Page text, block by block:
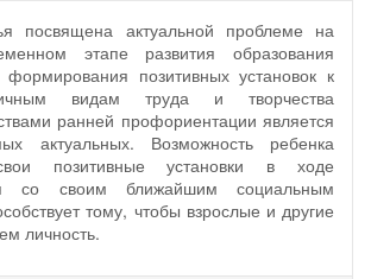
посвящена актуальной проблеме на
этапе развития образования
позитивных установок к
видам труда и творчества
ранней профориентации является
актуальных. Возможность ребенка
позитивные установки в ходе
со своим ближайшим социальным
тому, чтобы взрослые и другие
личность.